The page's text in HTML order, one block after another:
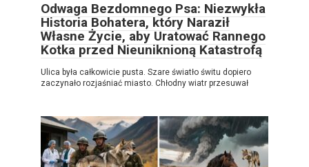
Odwaga Bezdomnego Psa: Niezwykła
Historia Bohatera, który Naraził
Własne Życie, aby Uratować Rannego
Kotka przed Nieuniknioną Katastrofą
Ulica była całkowicie pusta. Szare światło świtu dopiero
zaczynało rozjaśniać miasto. Chłodny wiatr przesuwał